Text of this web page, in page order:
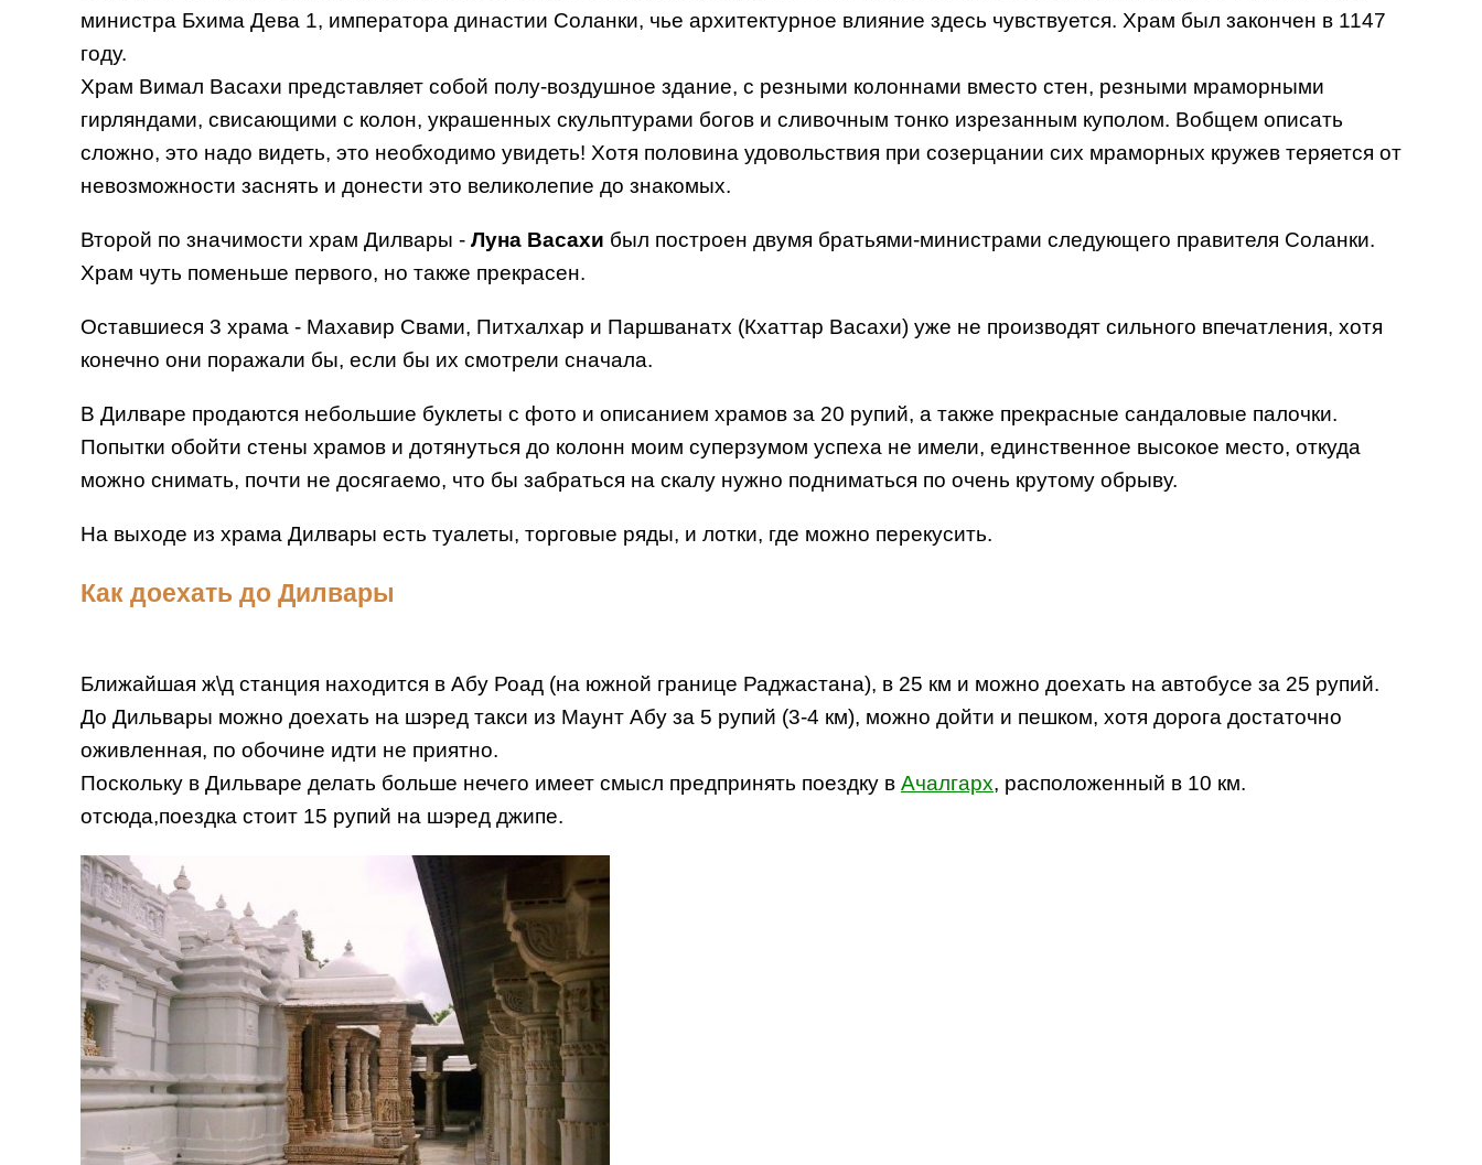
министра Бхима Дева 1, императора династии Соланки, чье архитектурное влияние здесь чувствуется. Храм был закончен в 1147
году.
Храм Вимал Васахи представляет собой полу-воздушное здание, с резными колоннами вместо стен, резными мраморными
гирляндами, свисающими с колон, украшенных скульптурами богов и сливочным тонко изрезанным куполом. Вобщем описать
сложно, это надо видеть, это необходимо увидеть! Хотя половина удовольствия при созерцании сих мраморных кружев теряется от
невозможности заснять и донести это великолепие до знакомых.
Второй по значимости храм Дилвары - Луна Васахи был построен двумя братьями-министрами следующего правителя Соланки.
Храм чуть поменьше первого, но также прекрасен.
Оставшиеся 3 храма - Махавир Свами, Питхалхар и Паршванатх (Кхаттар Васахи) уже не производят сильного впечатления, хотя
конечно они поражали бы, если бы их смотрели сначала.
В Дилваре продаются небольшие буклеты с фото и описанием храмов за 20 рупий, а также прекрасные сандаловые палочки.
Попытки обойти стены храмов и дотянуться до колонн моим суперзумом успеха не имели, единственное высокое место, откуда
можно снимать, почти не досягаемо, что бы забраться на скалу нужно подниматься по очень крутому обрыву.
На выходе из храма Дилвары есть туалеты, торговые ряды, и лотки, где можно перекусить.
Как доехать до Дилвары
Ближайшая ж\д станция находится в Абу Роад (на южной границе Раджастана), в 25 км и можно доехать на автобусе за 25 рупий.
До Дильвары можно доехать на шэред такси из Маунт Абу за 5 рупий (3-4 км), можно дойти и пешком, хотя дорога достаточно
оживленная, по обочине идти не приятно.
Поскольку в Дильваре делать больше нечего имеет смысл предпринять поездку в Ачалгарх, расположенный в 10 км.
отсюда,поездка стоит 15 рупий на шэред джипе.